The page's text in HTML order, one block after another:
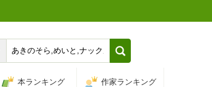
本ランキング 作家ランキング